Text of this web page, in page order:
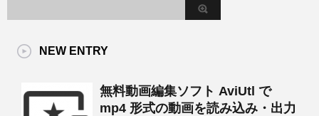
NEW ENTRY
無料動画編集ソフト AviUtl で
mp4 形式の動画を読み込み・出力